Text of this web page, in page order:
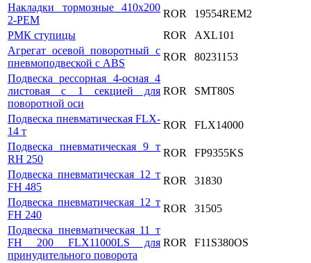
Накладки тормозные 410x200
2-РЕМ
ROR
19554REM2
РМК ступицы
ROR
AXL101
Агрегат осевой поворотный с
пневмоподвеской с ABS
ROR
80231153
Подвеска рессорная 4-осная 4
листовая c 1 секцией для
поворотной оси
ROR SMT80S
Подвеска пневматическая FLX-
14 т
ROR
FLX14000
Подвеска пневматическая 9 т
RH 250
ROR
FP9355KS
Подвеска пневматическая 12 т
FH 485
ROR
31830
Подвеска пневматическая 12 т
FH 240
ROR
31505
Подвеска пневматическая 11 т
FH 200 FLX11000LS для
принудительного поворота
ROR F11S380OS